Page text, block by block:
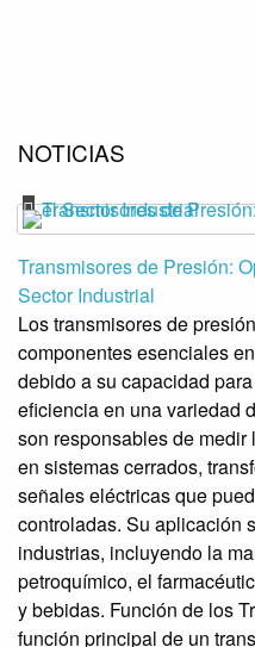
NOTICIAS
Transmisores de Presión:
Sector Industrial
Los transmisores de
componentes esenciales
debido a su capacidad
eficiencia en una variedad
son responsables de
en sistemas cerrados,
señales eléctricas que
controladas. Su aplicación
industrias, incluyendo la
petroquímico, el
y bebidas. Función de los
función principal de un